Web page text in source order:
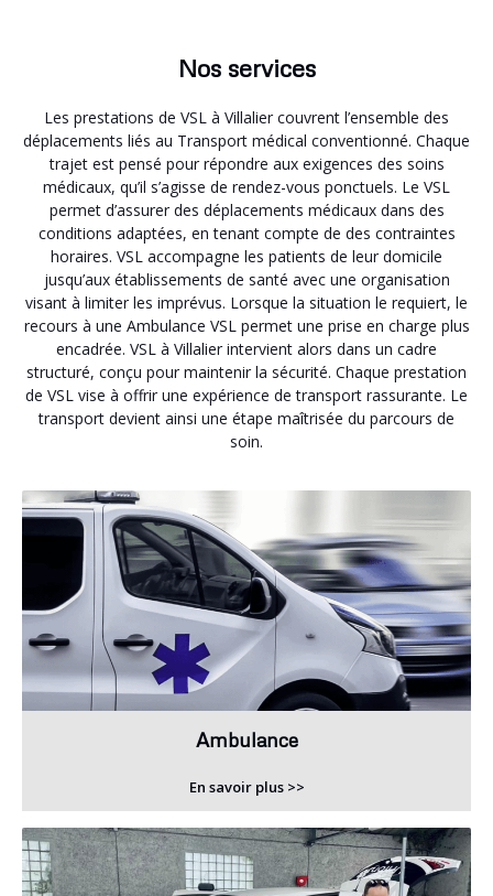
Nos services
Les prestations de VSL à Villalier couvrent l’ensemble des
déplacements liés au Transport médical conventionné. Chaque
trajet est pensé pour répondre aux exigences des soins
médicaux, qu’il s’agisse de rendez-vous ponctuels. Le VSL
permet d’assurer des déplacements médicaux dans des
conditions adaptées, en tenant compte de des contraintes
horaires. VSL accompagne les patients de leur domicile
jusqu’aux établissements de santé avec une organisation
visant à limiter les imprévus. Lorsque la situation le requiert, le
recours à une Ambulance VSL permet une prise en charge plus
encadrée. VSL à Villalier intervient alors dans un cadre
structuré, conçu pour maintenir la sécurité. Chaque prestation
de VSL vise à offrir une expérience de transport rassurante. Le
transport devient ainsi une étape maîtrisée du parcours de
soin.
Ambulance
En savoir plus >>